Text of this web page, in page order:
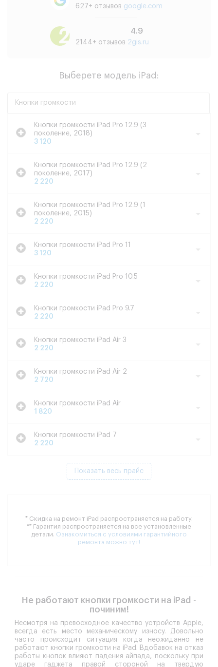
627+ отзывов google.com
4.9
2144+ отзывов 2gis.ru
Выберете модель iPad:
Кнопки громкости
Кнопки громкости iPad Pro 12.9 (3
поколение, 2018)
3 120
Кнопки громкости iPad Pro 12.9 (2
поколение, 2017)
2 220
Кнопки громкости iPad Pro 12.9 (1
поколение, 2015)
2 220
Кнопки громкости iPad Pro 11
3 120
Кнопки громкости iPad Pro 10.5
2 220
Кнопки громкости iPad Pro 9.7
2 220
Кнопки громкости iPad Air 3
2 220
Кнопки громкости iPad Air 2
2 720
Кнопки громкости iPad Air
1 820
Кнопки громкости iPad 7
2 220
Показать весь прайс
* Скидка на ремонт iPad распространяется на работу.
** Гарантия распространяется на все установленные
детали. Ознакомиться с условиями гарантийного
ремонта можно тут!
Не работают кнопки громкости на iPad -
починим!
Несмотря на превосходное качество устройств Apple,
всегда есть место механическому износу. Довольно
часто происходит ситуация когда неожиданно не
работают кнопки громкости на iPad . Вдобавок на отказ
работы кнопок влияют падения айпада, поскольку при
ударе гаджета правой стороной на твердую